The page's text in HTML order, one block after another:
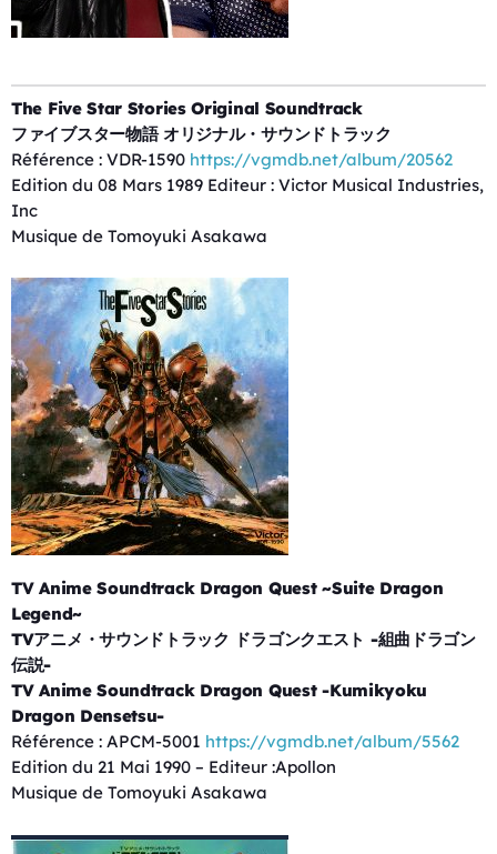
The Five Star Stories Original Soundtrack
ファイブスター物語 オリジナル・サウンドトラック
Référence : VDR-1590 https://vgmdb.net/album/20562
Edition du 08 Mars 1989 Editeur : Victor Musical Industries,
Inc
Musique de Tomoyuki Asakawa
TV Anime Soundtrack Dragon Quest ~Suite Dragon
Legend~
TVアニメ・サウンドトラック ドラゴンクエスト -組曲ドラゴン
伝説-
TV Anime Soundtrack Dragon Quest -Kumikyoku
Dragon Densetsu-
Référence : APCM-5001 https://vgmdb.net/album/5562
Edition du 21 Mai 1990 – Editeur :Apollon
Musique de Tomoyuki Asakawa